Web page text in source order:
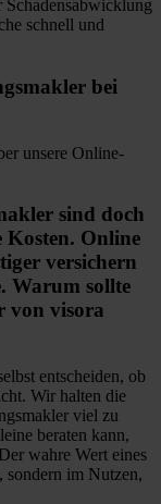
Schadensabwicklung
schnell und
bei
unsere Online-
sind doch
Kosten. Online
versichern
Warum sollte
von visora
entscheiden, ob
Wir halten die
viel zu
beraten kann,
wahre Wert eines
sondern im Nutzen,